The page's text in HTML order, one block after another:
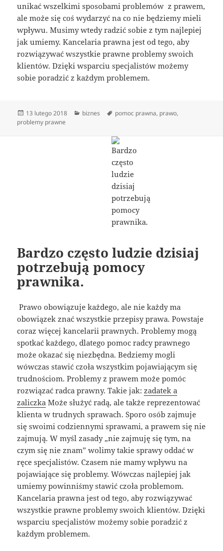
unikać wszelkimi sposobami problemów z prawem,
ale może się coś wydarzyć na co nie będziemy mieli
wpływu. Musimy wtedy radzić sobie z tym najlepiej
jak umiemy. Kancelaria prawna jest od tego, aby
rozwiązywać wszystkie prawne problemy swoich
klientów. Dzięki wsparciu specjalistów możemy
sobie poradzić z każdym problemem.
Data
publikacji
13 lutego 2018 Kategorie
biznes Tagi
pomoc prawna, prawo,
problemy prawne
Bardzo często ludzie dzisiaj
potrzebują pomocy
prawnika.
Prawo obowiązuje każdego, ale nie każdy ma
obowiązek znać wszystkie przepisy prawa. Powstaje
coraz więcej kancelarii prawnych. Problemy mogą
spotkać każdego, dlatego pomoc radcy prawnego
może okazać się niezbędna. Bedziemy mogli
wówczas stawić czoła wszystkim pojawiającym się
trudnościom. Problemy z prawem może pomóc
rozwiązać radca prawny. Takie jak:zadatek a
zaliczka Może służyć radą, ale także reprezentować
klienta w trudnych sprawach. Sporo osób zajmuje
się swoimi codziennymi sprawami, a prawem się nie
zajmują. W myśl zasady „nie zajmuję się tym, na
czym się nie znam” wolimy takie sprawy oddać w
ręce specjalistów. Czasem nie mamy wpływu na
pojawiające się problemy. Wówczas najlepiej jak
umiemy powinniśmy stawić czoła problemom.
Kancelaria prawna jest od tego, aby rozwiązywać
wszystkie prawne problemy swoich klientów. Dzięki
wsparciu specjalistów możemy sobie poradzić z
każdym problemem.